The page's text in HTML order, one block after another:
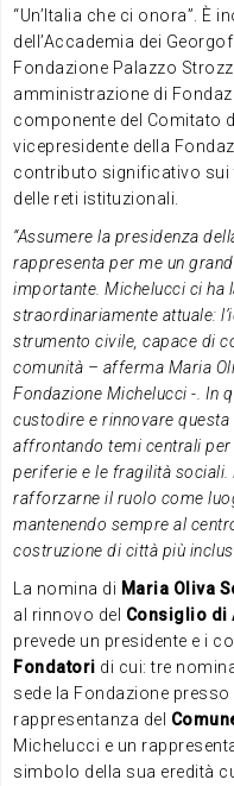
“Un’Italia che ci onora”. È
dell’Accademia dei
Fondazione Palazzo
amministrazione di
componente del Comitato
vicepresidente della
contributo significativo sui
delle reti istituzionali.
“Assumere la presidenza
rappresenta per me un
importante. Michelucci ci ha
straordinariamente attuale:
strumento civile, capace di
comunità – afferma Maria
Fondazione Michelucci -. In
custodire e rinnovare questa
affrontando temi centrali
periferie e le fragilità sociali.
rafforzarne il ruolo come
mantenendo sempre al
costruzione di città più
La nomina di Maria Oliva
al rinnovo del Consiglio di
prevede un presidente e i
Fondatori di cui: tre
sede la Fondazione presso
rappresentanza del
Michelucci e un
simbolo della sua eredità